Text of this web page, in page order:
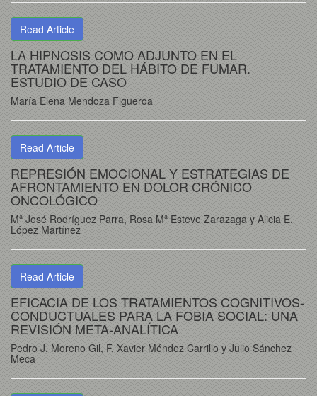
Read Article
LA HIPNOSIS COMO ADJUNTO EN EL
TRATAMIENTO DEL HÁBITO DE FUMAR.
ESTUDIO DE CASO
María Elena Mendoza Figueroa
Read Article
REPRESIÓN EMOCIONAL Y ESTRATEGIAS DE
AFRONTAMIENTO EN DOLOR CRÓNICO
ONCOLÓGICO
Mª José Rodríguez Parra, Rosa Mª Esteve Zarazaga y Alicia E.
López Martínez
Read Article
EFICACIA DE LOS TRATAMIENTOS COGNITIVOS-
CONDUCTUALES PARA LA FOBIA SOCIAL: UNA
REVISIÓN META-ANALÍTICA
Pedro J. Moreno Gil, F. Xavier Méndez Carrillo y Julio Sánchez
Meca